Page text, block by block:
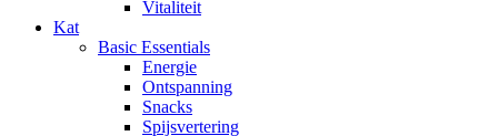
Vitaliteit
Kat
Basic Essentials
Energie
Ontspanning
Snacks
Spijsvertering